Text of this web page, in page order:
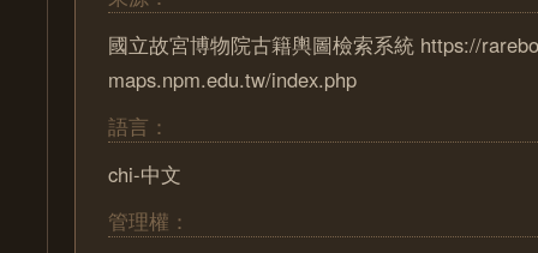
國立故宮博物院古籍輿圖檢索系統 https://
maps.npm.edu.tw/index.php
語言：
chi-中文
管理權：